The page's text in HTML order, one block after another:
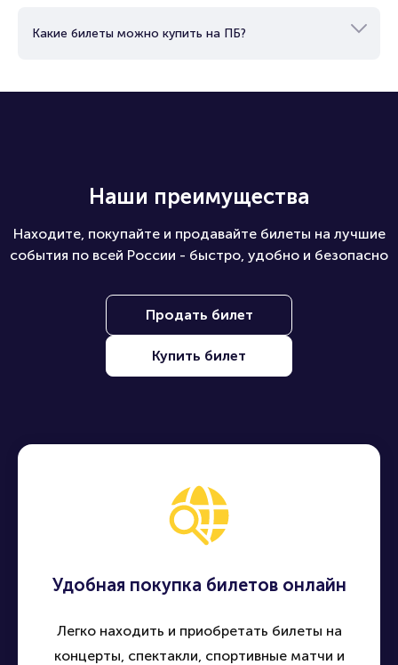
Какие билеты можно купить на ПБ?
Наши преимущества
Находите, покупайте и продавайте билеты на лучшие
события по всей России - быстро, удобно и безопасно
Продать билет
Купить билет
Удобная покупка билетов онлайн
Легко находить и приобретать билеты на
концерты, спектакли, спортивные матчи и